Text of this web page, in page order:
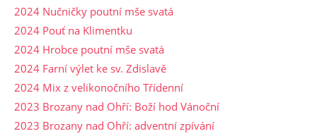
2024 Nučničky poutní mše svatá
2024 Pouť na Klimentku
2024 Hrobce poutní mše svatá
2024 Farní výlet ke sv. Zdislavě
2024 Mix z velikonočního Třídenní
2023 Brozany nad Ohří: Boží hod Vánoční
2023 Brozany nad Ohří: adventní zpívání